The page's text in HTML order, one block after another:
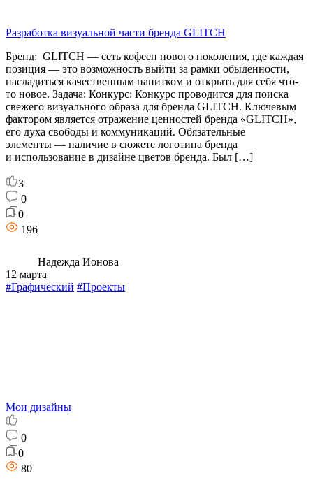
Разработка визуальной части бренда GLITCH
Бренд: GLITCH — сеть кофеен нового поколения, где каждая
позиция — это возможность выйти за рамки обыденности,
насладиться качественным напитком и открыть для себя что-
то новое. Задача: Конкурс: Конкурс проводится для поиска
свежего визуального образа для бренда GLITCH. Ключевым
фактором является отражение ценностей бренда «GLITCH»,
его духа свободы и коммуникаций. Обязательные
элементы — наличие в сюжете логотипа бренда
и использование в дизайне цветов бренда. Был […]
3
0
0
196
Надежда Ионова
12 марта
#Графический #Проекты
Мои дизайны
0
0
80